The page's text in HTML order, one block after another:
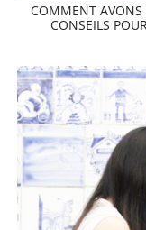
COMMENT AVONS
CONSEILS